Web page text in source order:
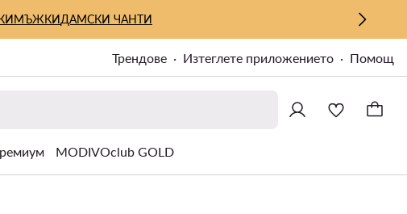
МЪЖКИДАМСКИ ЧАНТИ
Трендове Изтеглете приложението Помощ
MODIVOclub GOLD